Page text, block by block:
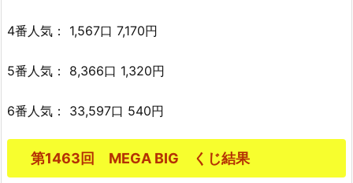
4番人気： 1,567口 7,170円
5番人気： 8,366口 1,320円
6番人気： 33,597口 540円
第1463回 MEGA BIG くじ結果